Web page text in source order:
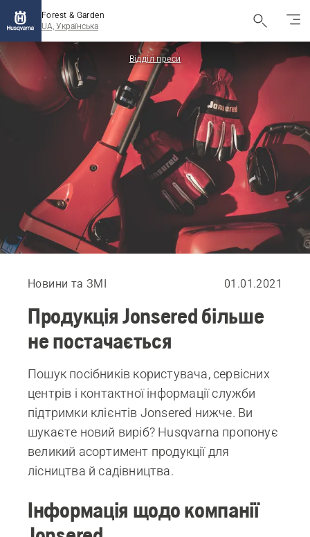
Forest & Garden
UA, Українська
Відділ преси
Новини та ЗМІ 01.01.2021
Продукція Jonsered більше
не постачається
Пошук посібників користувача, сервісних
центрів і контактної інформації служби
підтримки клієнтів Jonsered нижче. Ви
шукаєте новий виріб? Husqvarna пропонує
великий асортимент продукції для
лісництва й садівництва.
Інформація щодо компанії